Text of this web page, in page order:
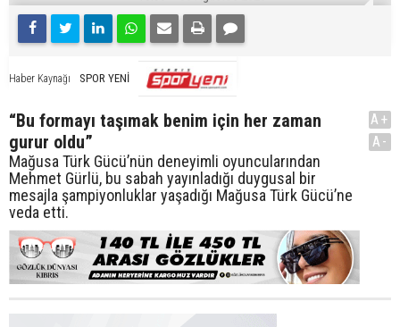
Haber Kaynağı SPOR YENİ
“Bu formayı taşımak benim için her zaman
gurur oldu”
Mağusa Türk Gücü’nün deneyimli oyuncularından
Mehmet Gürlü, bu sabah yayınladığı duygusal bir
mesajla şampiyonluklar yaşadığı Mağusa Türk Gücü’ne
veda etti.
A+
A-